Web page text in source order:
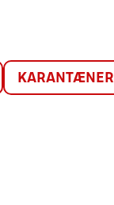
KARANTÆNER